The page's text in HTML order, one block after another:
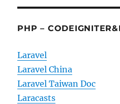
PHP –
Laravel
Laravel China
Laravel Taiwan Doc
Laracasts